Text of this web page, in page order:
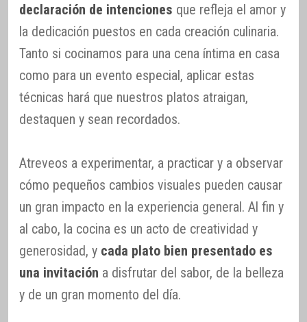
declaración de intenciones que refleja el amor y
la dedicación puestos en cada creación culinaria.
Tanto si cocinamos para una cena íntima en casa
como para un evento especial, aplicar estas
técnicas hará que nuestros platos atraigan,
destaquen y sean recordados.
Atreveos a experimentar, a practicar y a observar
cómo pequeños cambios visuales pueden causar
un gran impacto en la experiencia general. Al fin y
al cabo, la cocina es un acto de creatividad y
generosidad, y cada plato bien presentado es
una invitación a disfrutar del sabor, de la belleza
y de un gran momento del día.